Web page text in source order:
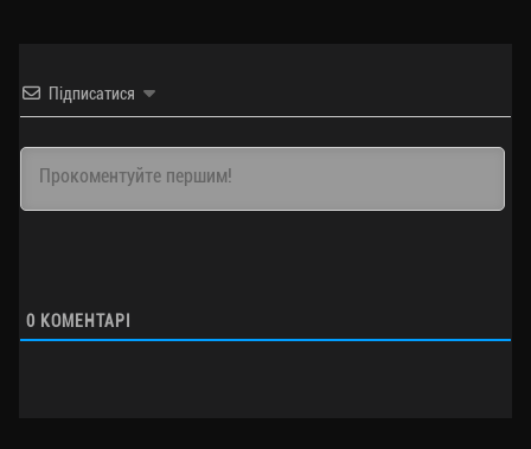
Підписатися
0 КОМЕНТАРІ